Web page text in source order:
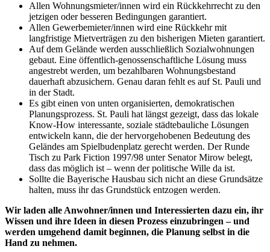
Allen Wohnungsmieter/innen wird ein Rückkehrrecht zu den
jetzigen oder besseren Bedingungen garantiert.
Allen Gewerbemieter/innen wird eine Rückkehr mit
langfristige Mietverträgen zu den bisherigen Mieten garantiert.
Auf dem Gelände werden ausschließlich Sozialwohnungen
gebaut. Eine öffentlich-genossenschaftliche Lösung muss
angestrebt werden, um bezahlbaren Wohnungsbestand
dauerhaft abzusichern. Genau daran fehlt es auf St. Pauli und
in der Stadt.
Es gibt einen von unten organisierten, demokratischen
Planungsprozess. St. Pauli hat längst gezeigt, dass das lokale
Know-How interessante, soziale städtebauliche Lösungen
entwickeln kann, die der hervorgehobenen Bedeutung des
Geländes am Spielbudenplatz gerecht werden. Der Runde
Tisch zu Park Fiction 1997/98 unter Senator Mirow belegt,
dass das möglich ist – wenn der politische Wille da ist.
Sollte die Bayerische Hausbau sich nicht an diese Grundsätze
halten, muss ihr das Grundstück entzogen werden.
Wir laden alle Anwohner/innen und Interessierten dazu ein, ihr
Wissen und ihre Ideen in diesen Prozess einzubringen – und
werden umgehend damit beginnen, die Planung selbst in die
Hand zu nehmen.